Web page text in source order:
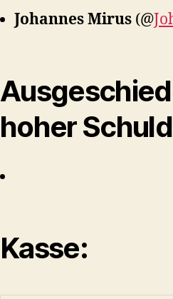
Johannes Mirus (@
hoher
Kasse: